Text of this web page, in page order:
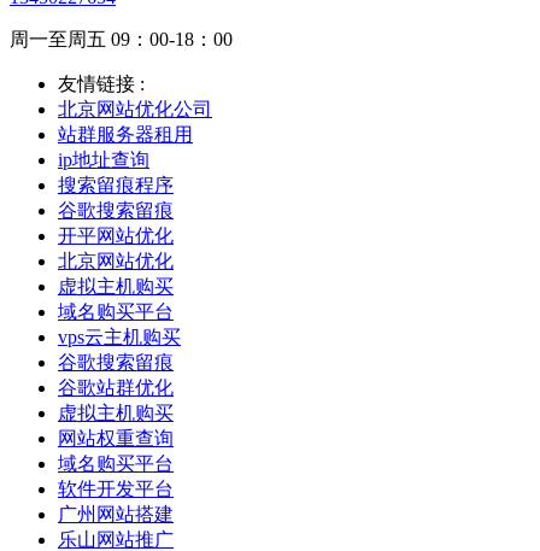
周一至周五 09：00-18：00
友情链接 :
北京网站优化公司
站群服务器租用
ip地址查询
搜索留痕程序
谷歌搜索留痕
开平网站优化
北京网站优化
虚拟主机购买
域名购买平台
vps云主机购买
谷歌搜索留痕
谷歌站群优化
虚拟主机购买
网站权重查询
域名购买平台
软件开发平台
广州网站搭建
乐山网站推广